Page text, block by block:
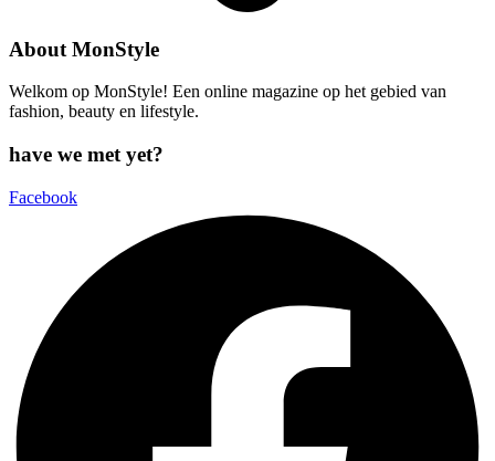
About MonStyle
Welkom op MonStyle! Een online magazine op het gebied van
fashion, beauty en lifestyle.
have we met yet?
Facebook